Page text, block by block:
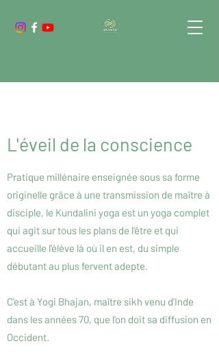
L'éveil de la conscience
Pratique millénaire enseignée sous sa forme
originelle grâce à une transmission de maître à
disciple, le Kundalini yoga est un yoga complet
qui agit sur tous les plans de l'être et qui
accueille l'élève là où il en est, du simple
débutant au plus fervent adepte.
C'est à Yogi Bhajan, maître sikh venu d'Inde
dans les années 70, que l'on doit sa diffusion en
Occident.